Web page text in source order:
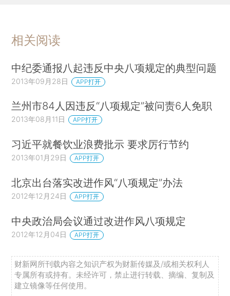
相关阅读
中纪委通报八起违反中央八项规定的典型问题
2013年09月28日 APP打开
兰州市84人因违反“八项规定”被问责6人免职
2013年08月11日 APP打开
习近平就餐饮业浪费批示 要求厉行节约
2013年01月29日 APP打开
北京出台落实改进作风“八项规定”办法
2012年12月24日 APP打开
中央政治局会议通过改进作风八项规定
2012年12月04日 APP打开
财新网所刊载内容之知识产权为财新传媒及/或相关权利人
专属所有或持有。未经许可，禁止进行转载、摘编、复制及
建立镜像等任何使用。